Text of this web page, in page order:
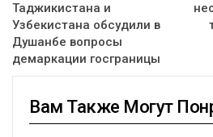
Таджикистана и
Узбекистана обсудили в
Душанбе вопросы
демаркации госграницы
Вам Также Могут